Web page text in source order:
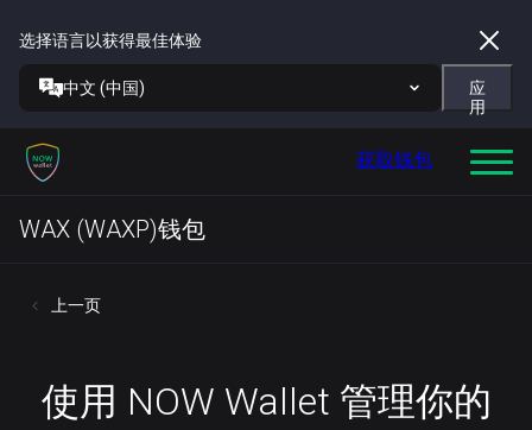
选择语言以获得最佳体验
中文 (中国)
应
用
获取钱包
WAX (WAXP)钱包
上一页
使用 NOW Wallet 管理你的